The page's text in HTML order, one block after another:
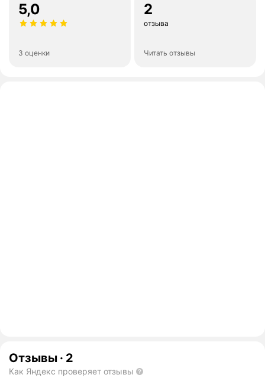
5,0
3 оценки
2
отзыва
Читать отзывы
Отзывы · 2
Как Яндекс проверяет отзывы